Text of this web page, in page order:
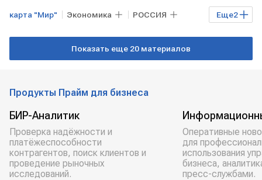
Еще2
карта "Мир" Экономика РОССИЯ
ИНДОНЕЗИЯ
российские туристы
Показать еще 20 материалов
Продукты Прайм для бизнеса
БИР-Аналитик
Проверка надёжности и
платёжеспособности
контрагентов, поиск клиентов и
проведение рыночных
исследований.
Оперативные
для
использования
бизнеса,
пресс-службами.